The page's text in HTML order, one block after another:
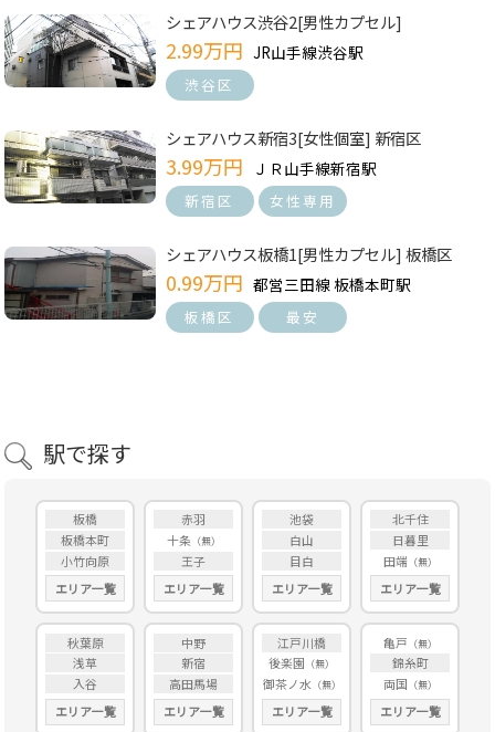
シェアハウス渋谷2[男性カプセル]
2.99万円 JR山手線渋谷駅
渋谷区
シェアハウス新宿3[女性個室] 新宿区
3.99万円 ＪＲ山手線新宿駅
新宿区 女性専用
シェアハウス板橋1[男性カプセル] 板橋区
0.99万円 都営三田線 板橋本町駅
板橋区 最安
駅で探す
板橋
板橋本町
小竹向原
エリア一覧
赤羽
十条
王子
エリア一覧
池袋
白山
目白
エリア一覧
北千住
日暮里
田端
エリア一覧
秋葉原
浅草
入谷
エリア一覧
中野
新宿
高田馬場
エリア一覧
江戸川橋
後楽園
御茶ノ水
エリア一覧
亀戸
錦糸町
両国
エリア一覧